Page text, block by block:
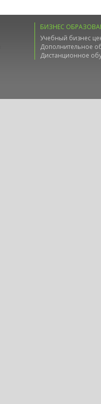
БИЗНЕС
Учебный бизнес
Дополнительное
Дистанционное